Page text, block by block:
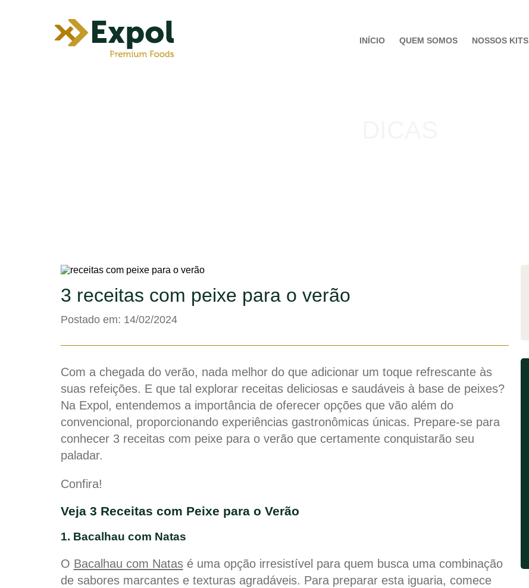
INÍCIO QUEM SOMOS NOSSOS KITS
3 receitas com peixe para o verão
Postado em: 14/02/2024
Com a chegada do verão, nada melhor do que adicionar um toque refrescante às
suas refeições. E que tal explorar receitas deliciosas e saudáveis à base de peixes?
Na Expol, entendemos a importância de oferecer opções que vão além do
convencional, proporcionando experiências gastronômicas únicas. Prepare-se para
conhecer 3 receitas com peixe para o verão que certamente conquistarão seu
paladar.
Confira!
Veja 3 Receitas com Peixe para o Verão
1. Bacalhau com Natas
O Bacalhau com Natasé uma opção irresistível para quem busca uma combinação
de sabores marcantes e texturas agradáveis. Para preparar esta iguaria, comece